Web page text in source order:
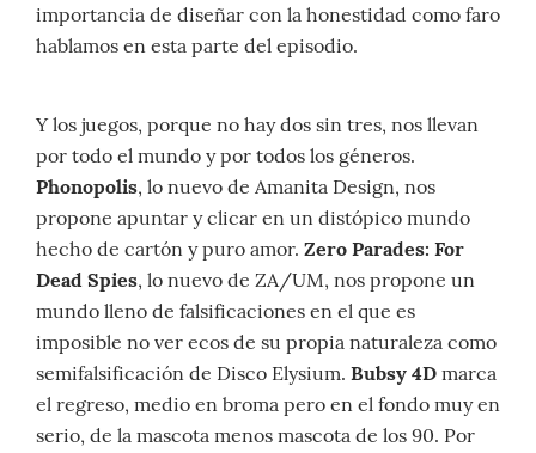
importancia de diseñar con la honestidad como faro
hablamos en esta parte del episodio.
Y los juegos, porque no hay dos sin tres, nos llevan
por todo el mundo y por todos los géneros.
Phonopolis, lo nuevo de Amanita Design, nos
propone apuntar y clicar en un distópico mundo
hecho de cartón y puro amor. Zero Parades: For
Dead Spies, lo nuevo de ZA/UM, nos propone un
mundo lleno de falsificaciones en el que es
imposible no ver ecos de su propia naturaleza como
semifalsificación de Disco Elysium. Bubsy 4D marca
el regreso, medio en broma pero en el fondo muy en
serio, de la mascota menos mascota de los 90. Por